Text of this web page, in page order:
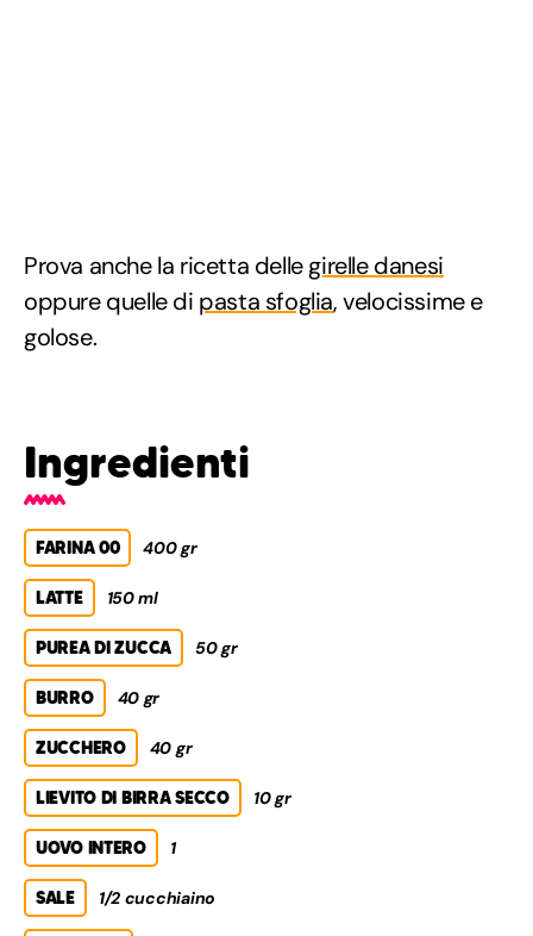
Prova anche la ricetta dellegirelle danesi
oppure quelle di pasta sfoglia, velocissime e
golose.
Ingredienti
FARINA 00 400 gr
LATTE 150 ml
PUREA DI ZUCCA 50 gr
BURRO 40 gr
ZUCCHERO 40 gr
LIEVITO DI BIRRA SECCO 10 gr
UOVO INTERO 1
SALE 1/2 cucchiaino